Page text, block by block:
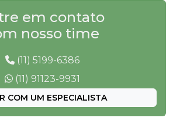
em contato
nosso time
(11) 5199-6386
(11) 91123-9931
COM UM ESPECIALISTA